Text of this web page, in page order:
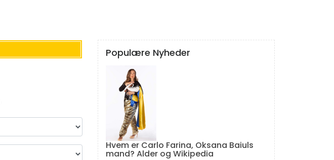
Populære Nyheder
Hvem er Carlo Farina, Oksana Baiuls
mand? Alder og Wikipedia